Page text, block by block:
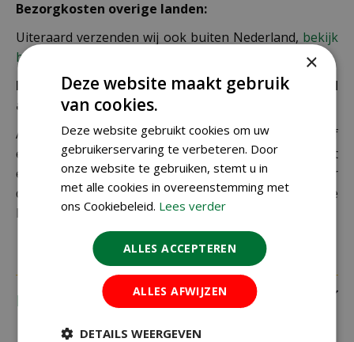
Bezorgkosten overige landen:
Uiteraard verzenden wij ook buiten Nederland, bekijk
hier de verzendkosten.
Let op: extra kosten bij niet ophalen of verkeerd
adres
Als je je pakket niet ophaalt bij een PostNL-punt of
een verkeerd afleveradres invult, zijn wij genoodzaakt
extra kosten in rekening te brengen. Controleer
daarom altijd goed je adresgegevens voordat je je
bestelling plaatst.
Recensies
×
Deze website maakt gebruik
van cookies.
Deze website gebruikt cookies om uw
gebruikerservaring te verbeteren. Door
onze website te gebruiken, stemt u in
met alle cookies in overeenstemming met
ons Cookiebeleid. Lees verder
ALLES ACCEPTEREN
ALLES AFWIJZEN
DETAILS WEERGEVEN